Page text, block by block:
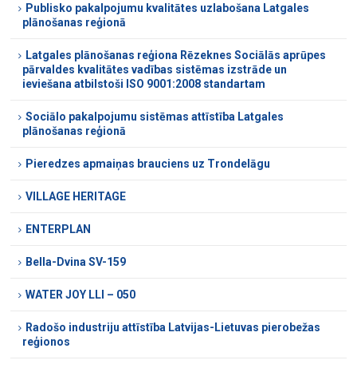
Publisko pakalpojumu kvalitātes uzlabošana Latgales
plānošanas reģionā
Latgales plānošanas reģiona Rēzeknes Sociālās aprūpes
pārvaldes kvalitātes vadības sistēmas izstrāde un
ieviešana atbilstoši ISO 9001:2008 standartam
Sociālo pakalpojumu sistēmas attīstība Latgales
plānošanas reģionā
Pieredzes apmaiņas brauciens uz Trondelāgu
VILLAGE HERITAGE
ENTERPLAN
Bella-Dvina SV-159
WATER JOY LLI – 050
Radošo industriju attīstība Latvijas-Lietuvas pierobežas
reģionos